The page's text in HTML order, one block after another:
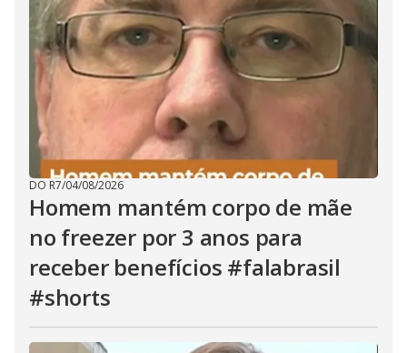
DO R7/04/08/2026
Homem mantém corpo de mãe
no freezer por 3 anos para
receber benefícios #falabrasil
#shorts